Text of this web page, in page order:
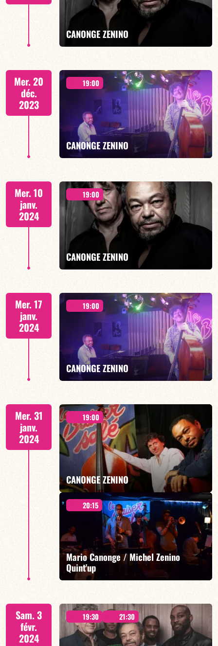
CANONGE ZENINO
Duo Jazz - 19h00
EN SAVOIR PLUS
Mer. 20
déc.
2023
19:00
CANONGE ZENINO
Duo Jazz - 19h00
Mer. 10
janv.
2024
19:00
CANONGE ZENINO
Duo Jazz - 19h00
EN SAVOIR PLUS
Mer. 17
janv.
2024
19:00
CANONGE ZENINO
Duo Jazz - 19h00
Mer. 31
janv.
2024
19:00
CANONGE ZENINO
20:15
Mario Canonge / Michel Zenino
Quint'up
20h15
Sam. 3
févr.
2024
19:30 21:30